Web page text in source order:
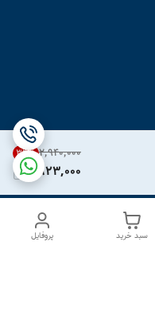
۲٬۹۴۰٬۰۰۰ 34%
1,923,000
پروفایل سبد خرید